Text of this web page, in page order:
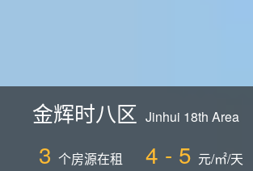
金辉时八区 Jinhui 18th Area
3 个房源在租 4 - 5 元/㎡/天